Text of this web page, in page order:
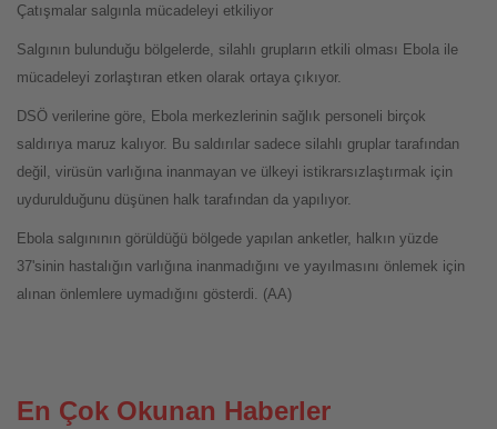
Çatışmalar salgınla mücadeleyi etkiliyor
Salgının bulunduğu bölgelerde, silahlı grupların etkili olması Ebola ile
mücadeleyi zorlaştıran etken olarak ortaya çıkıyor.
DSÖ verilerine göre, Ebola merkezlerinin sağlık personeli birçok
saldırıya maruz kalıyor. Bu saldırılar sadece silahlı gruplar tarafından
değil, virüsün varlığına inanmayan ve ülkeyi istikrarsızlaştırmak için
uydurulduğunu düşünen halk tarafından da yapılıyor.
Ebola salgınının görüldüğü bölgede yapılan anketler, halkın yüzde
37'sinin hastalığın varlığına inanmadığını ve yayılmasını önlemek için
alınan önlemlere uymadığını gösterdi. (AA)
En Çok Okunan Haberler